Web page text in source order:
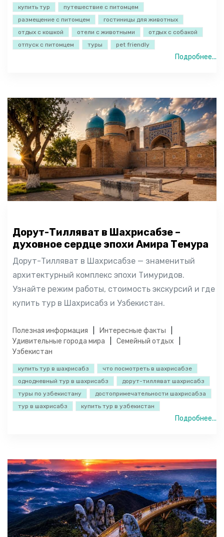
купить тур
путешествие с питомцем
размещение с питомцем
гостиницы для животных
отдых с кошкой
отели с животными
отдых с собакой
отпуск с питомцем
туры pet friendly
Подробнее...
Дорут-Тилляват в Шахрисабзе –
духовное сердце эпохи Амира Темура
Дорут-Тилляват в Шахрисабзе — знаменитый
архитектурный комплекс эпохи Тимуридов.
Узнайте режим работы, стоимость экскурсий и где
купить тур в Шахрисабз и Узбекистан.
Полезная информация
Интересные факты
Удивительные города мира
Семейный отдых
Узбекистан
купить тур в шахрисабз
что посмотреть в шахрисабзе
однодневный тур в шахрисабз
дорут-тилляват шахрисабз
туры по узбекистану
достопримечательности шахрисабза
тур в шахрисабз
купить тур в узбекистан
Подробнее...